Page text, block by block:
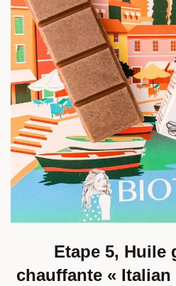
Etape 5, Huile
chauffante «